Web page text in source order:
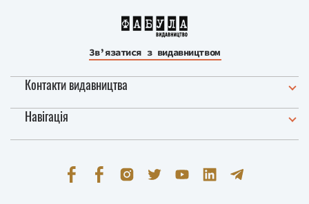
Зв’язатися з видавництвом
Контакти видавництва
Навігація